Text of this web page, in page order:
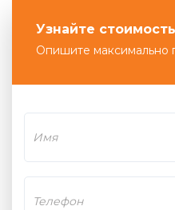
Узнайте
Опишите максимально